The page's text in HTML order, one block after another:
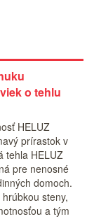
o tehlu
HELUZ
prírastok v
tehla HELUZ
pre nenosné
domoch.
steny,
a tým